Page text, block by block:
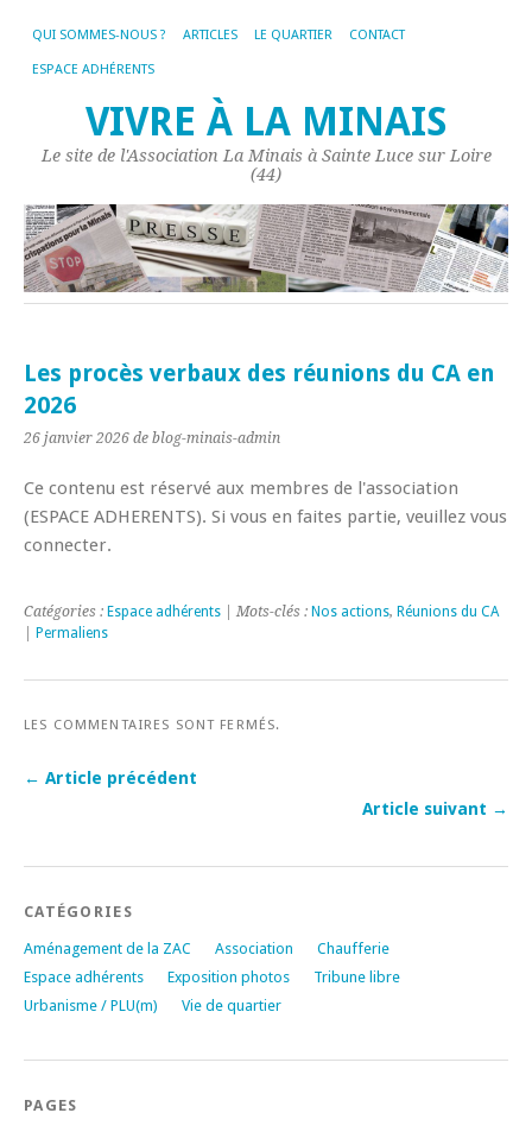
QUI SOMMES-NOUS ? ARTICLES LE QUARTIER CONTACT
ESPACE ADHÉRENTS
VIVRE À LA MINAIS
Le site de l'Association La Minais à Sainte Luce sur Loire
(44)
Les procès verbaux des réunions du CA en
2026
26 janvier 2026 de blog-minais-admin
Ce contenu est réservé aux membres de l'association
(ESPACE ADHERENTS). Si vous en faites partie, veuillez vous
connecter.
Catégories : Espace adhérents | Mots-clés : Nos actions, Réunions du CA
Permaliens
LES COMMENTAIRES SONT FERMÉS.
← Article précédent
Article suivant →
CATÉGORIES
Aménagement de la ZAC Association
Chaufferie
Espace adhérents
Exposition photos
Tribune libre
Urbanisme / PLU(m)
Vie de quartier
PAGES